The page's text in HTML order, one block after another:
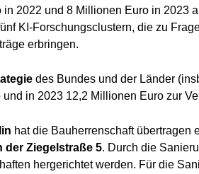
2022 und 8 Millionen Euro in 2023
KI-Forschungsclustern, die zu
erbringen.
des Bundes und der Länder
in 2023 12,2 Millionen Euro zur
hat die Bauherrenschaft übertragen
der Ziegelstraße 5. Durch die
hergerichtet werden. Für die